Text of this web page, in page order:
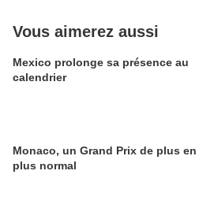
Vous aimerez aussi
Mexico prolonge sa présence au
calendrier
Monaco, un Grand Prix de plus en
plus normal